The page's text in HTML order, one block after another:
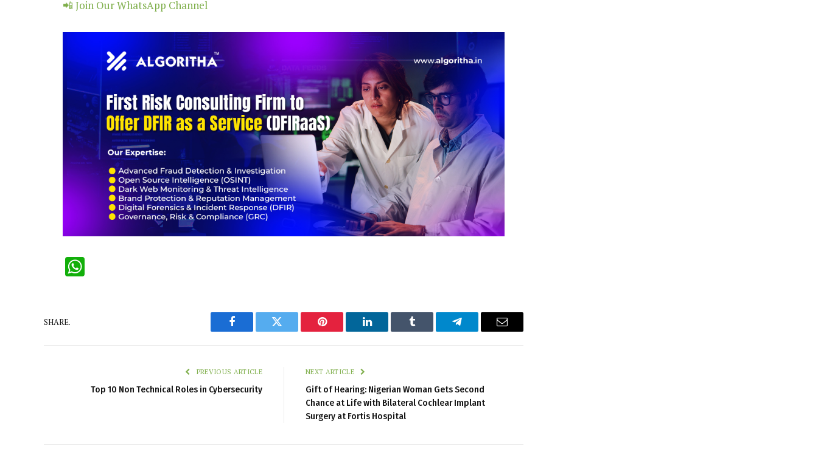
📲 Join Our WhatsApp Channel
SHARE.
Facebook Twitter Pinterest LinkedIn Tumblr Telegram Email
PREVIOUS ARTICLE
Top 10 Non Technical Roles in Cybersecurity
NEXT ARTICLE
Gift of Hearing: Nigerian Woman Gets Second
Chance at Life with Bilateral Cochlear Implant
Surgery at Fortis Hospital